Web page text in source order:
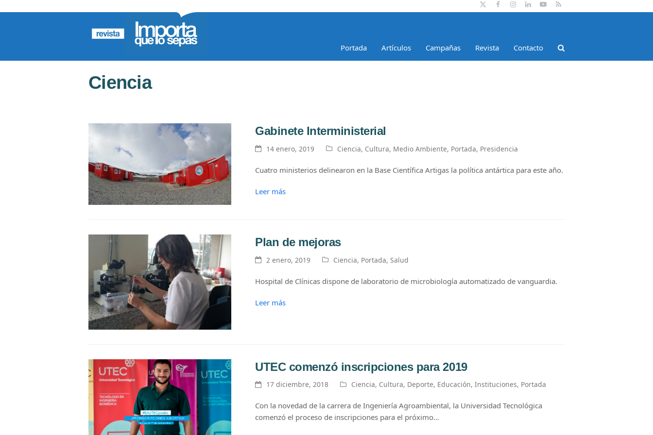
TwitterFacebookInstagram
LinkedIn
YouTube
RSS
Portada Artículos Campañas Revista Contacto
Ciencia
Gabinete Interministerial
14 enero, 2019 Ciencia, Cultura, Medio Ambiente, Portada, Presidencia
Cuatro ministerios delinearon en la Base Científica Artigas la política antártica para este año.
Leer más
Plan de mejoras
2 enero, 2019 Ciencia, Portada, Salud
Hospital de Clínicas dispone de laboratorio de microbiología automatizado de vanguardia.
Leer más
UTEC comenzó inscripciones para 2019
17 diciembre, 2018 Ciencia, Cultura, Deporte, Educación, Instituciones, Portada
Con la novedad de la carrera de Ingeniería Agroambiental, la Universidad Tecnológica
comenzó el proceso de inscripciones para el próximo…